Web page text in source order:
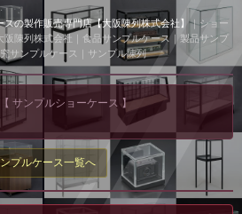
スの製作販売専門店【大阪陳列株式会社】｜ショー
陳列株式会社｜食品サンプルケース｜製品サンプ
サンプルケース｜サンプル陳列
【 サンプルショーケース 】
プルケース一覧へ